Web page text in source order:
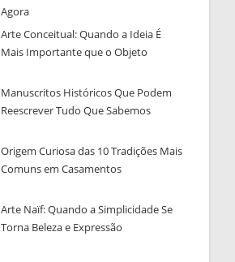
Agora
Arte Conceitual: Quando a Ideia É
Mais Importante que o Objeto
Manuscritos Históricos Que Podem
Reescrever Tudo Que Sabemos
Origem Curiosa das 10 Tradições Mais
Comuns em Casamentos
Arte Naïf: Quando a Simplicidade Se
Torna Beleza e Expressão